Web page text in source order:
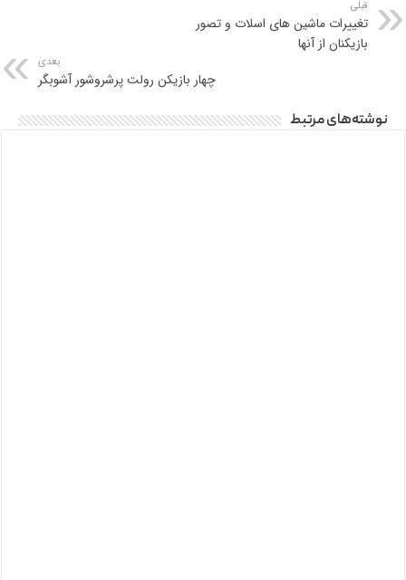
قبلی
تغییرات ماشین های اسلات و تصور
بازیکنان از آنها
بعدی
چهار بازیکن رولت پرشروشور آشوبگر
نوشته‌های مرتبط